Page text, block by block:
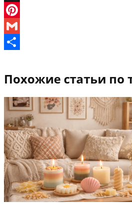
X
Pinterest
Gmail
Похожие статьи по